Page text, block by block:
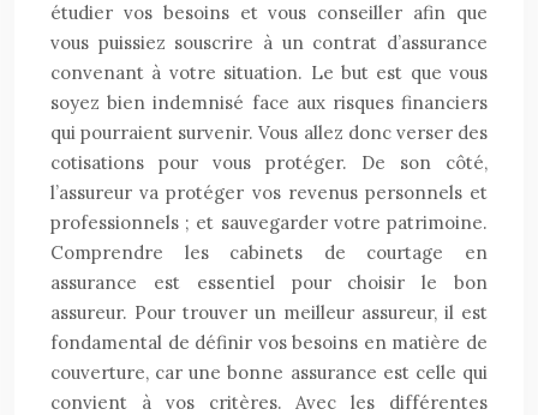
étudier vos besoins et vous conseiller afin que
vous puissiez souscrire à un contrat d’assurance
convenant à votre situation. Le but est que vous
soyez bien indemnisé face aux risques financiers
qui pourraient survenir. Vous allez donc verser des
cotisations pour vous protéger. De son côté,
l’assureur va protéger vos revenus personnels et
professionnels ; et sauvegarder votre patrimoine.
Comprendre les cabinets de courtage en
assurance est essentiel pour choisir le bon
assureur. Pour trouver un meilleur assureur, il est
fondamental de définir vos besoins en matière de
couverture, car une bonne assurance est celle qui
convient à vos critères. Avec les différentes